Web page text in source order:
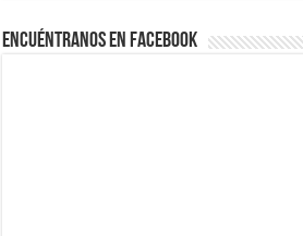
Encuéntranos en Facebook